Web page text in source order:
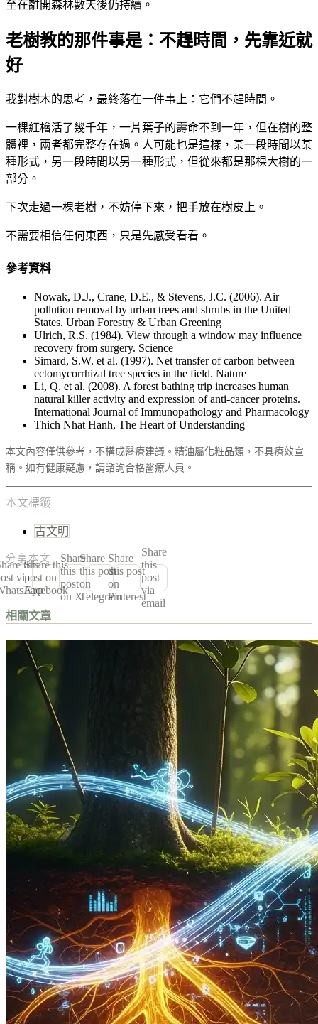
至在離開森林數天後仍持續。
老樹教的那件事是：不趕時間，先靠近就
好
我對樹木的思考，最終落在一件事上：它們不趕時間。
一棵紅檜活了幾千年，一片葉子的壽命不到一年，但在樹的整
體裡，兩者都完整存在過。人可能也是這樣，某一段時間以某
種形式，另一段時間以另一種形式，但從來都是那棵大樹的一
部分。
下次走過一棵老樹，不妨停下來，把手放在樹皮上。
不需要相信任何東西，只是先感受看看。
參考資料
Nowak, D.J., Crane, D.E., & Stevens, J.C. (2006). Air
pollution removal by urban trees and shrubs in the United
States. Urban Forestry & Urban Greening
Ulrich, R.S. (1984). View through a window may influence
recovery from surgery. Science
Simard, S.W. et al. (1997). Net transfer of carbon between
ectomycorrhizal tree species in the field. Nature
Li, Q. et al. (2008). A forest bathing trip increases human
natural killer activity and expression of anti-cancer proteins.
International Journal of Immunopathology and Pharmacology
Thich Nhat Hanh, The Heart of Understanding
本文內容僅供參考，不構成醫療建議。精油屬化粧品類，不具療效宣
稱。如有健康疑慮，請諮詢合格醫療人員。
本文標籤
古文明
分享本文
this
via
Share this
post on
Facebook
Share
this
post
on X
Share
this post
on
Telegram
Share
this post
on
Pinterest
Share
this
post
via
email
相關文章